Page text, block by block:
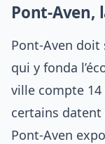
Pont-Aven,
Pont-Aven doit
qui y fonda
ville compte 14
certains datent
Pont-Aven